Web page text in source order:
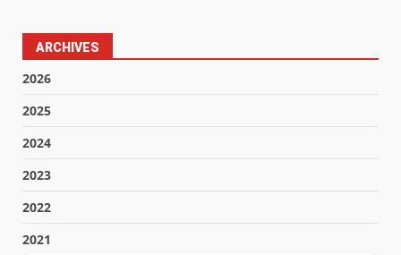
ARCHIVES
2026
2025
2024
2023
2022
2021